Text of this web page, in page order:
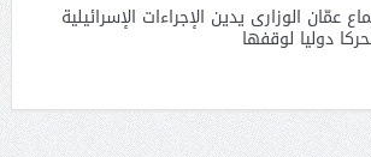
عمّان الوزارى يدين الإجراءات الإسرائيلية
دوليا لوقفها